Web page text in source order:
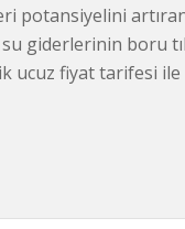
potansiyelini
giderlerinin boru
ucuz fiyat tarifesi